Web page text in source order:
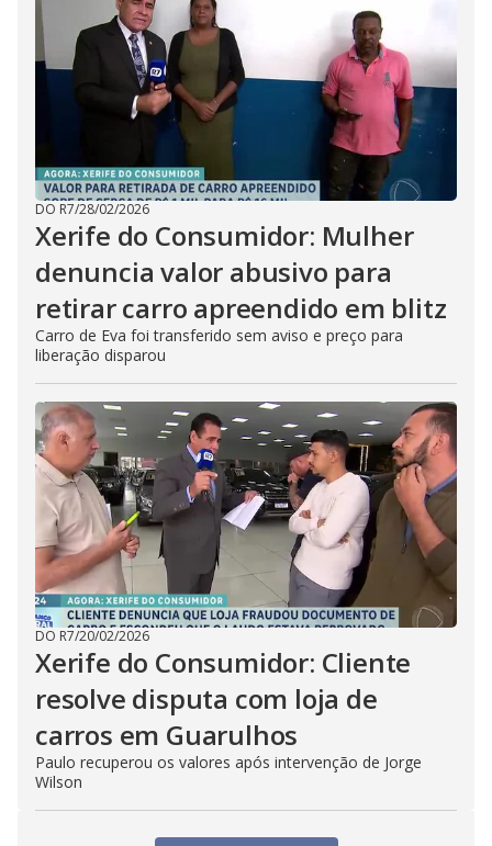
DO R7/28/02/2026
Xerife do Consumidor: Mulher
denuncia valor abusivo para
retirar carro apreendido em blitz
Carro de Eva foi transferido sem aviso e preço para
liberação disparou
DO R7/20/02/2026
Xerife do Consumidor: Cliente
resolve disputa com loja de
carros em Guarulhos
Paulo recuperou os valores após intervenção de Jorge
Wilson